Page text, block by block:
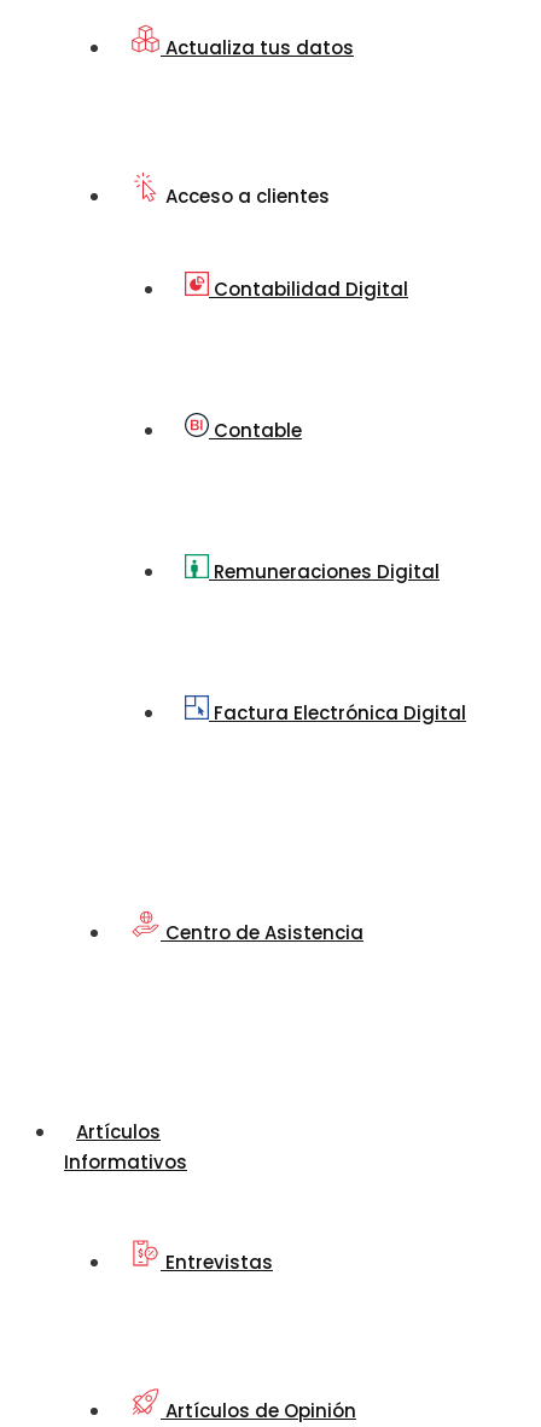
Actualiza tus datos
Acceso a clientes
Contabilidad Digital
Contable
Remuneraciones Digital
Factura Electrónica Digital
Centro de Asistencia
Artículos
Informativos
Entrevistas
Artículos de Opinión